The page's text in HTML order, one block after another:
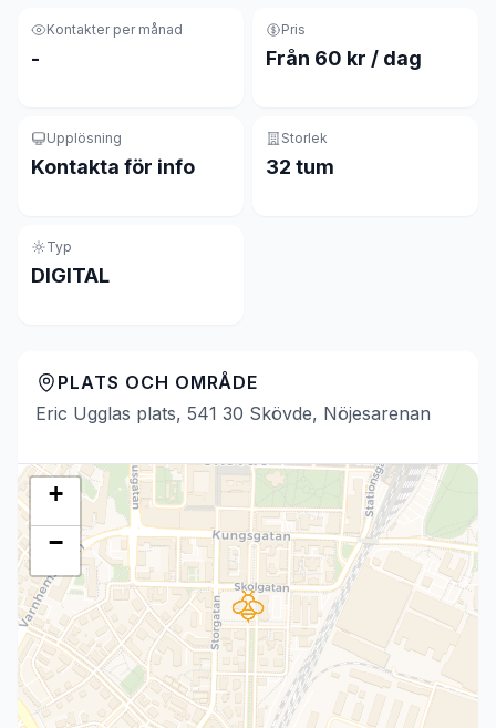
Kontakter per månad
-
Pris
Från 60 kr / dag
Upplösning
Kontakta för info
Storlek
32 tum
Typ
DIGITAL
PLATS OCH OMRÅDE
Eric Ugglas plats, 541 30 Skövde, Nöjesarenan
+
−